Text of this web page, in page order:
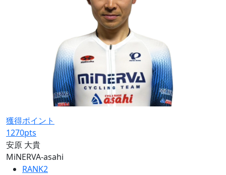
獲得ポイント
1270pts
安原 大貴
MiNERVA-asahi
RANK2